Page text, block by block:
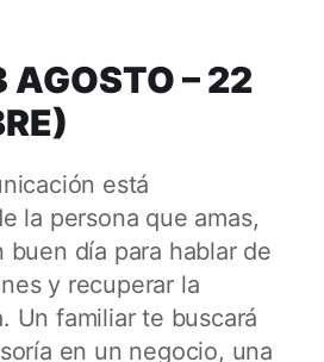
AGOSTO – 22
está
la persona que amas,
buen día para hablar de
y recuperar la
Un familiar te buscará
en un negocio, una